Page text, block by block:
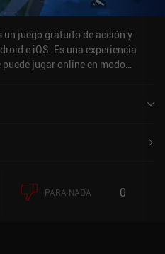
gravemente. En definitiva,
esperaban, pero quizá puedas
un juego gratuito de acción y
e iOS. Es una experiencia
jugar online en modo
de 4,4 sobre 5,0 en Google Play
PARA NADA 0